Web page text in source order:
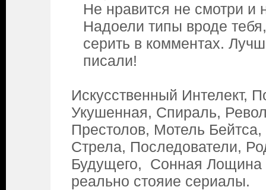
Не нравится не смотри и
Надоели типы вроде
серить в комментах.
писали!
Искусственный Интелект,
Укушенная, Спираль,
Престолов, Мотель
Стрела, Последователи,
Будущего, Сонная Лощина
реально стояие сериалы.